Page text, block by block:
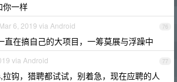
你一样
76
Mar 6, 2019 via Android
直在搞自己的大项目，一筹莫展与浮躁中
77
via Android
拉钩，猎聘都试试，别着急，现在应聘的人